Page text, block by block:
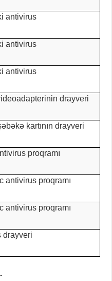
antivirus
antivirus
antivirus
drayveri
kartının drayveri
proqramı
antivirus proqramı
antivirus proqramı
drayveri